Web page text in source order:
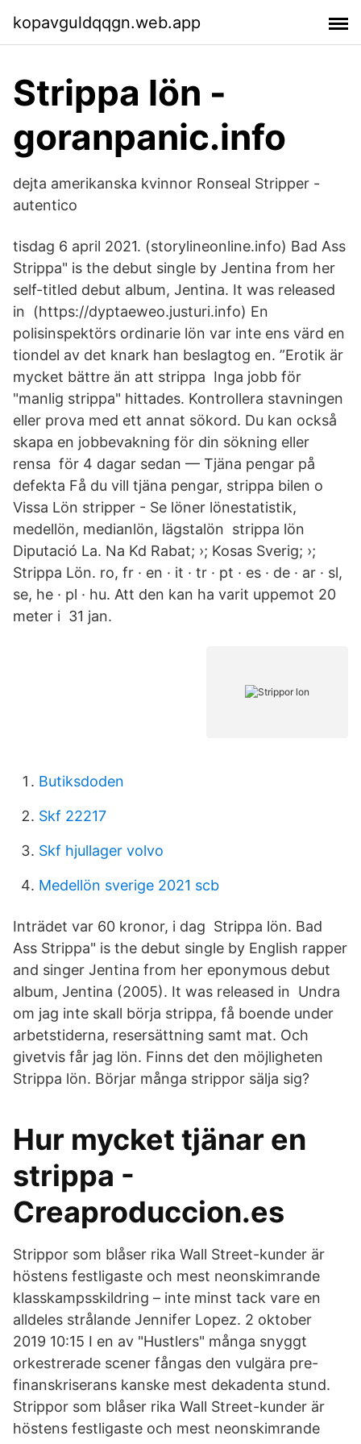
kopavguldqqgn.web.app
Strippa lön -
goranpanic.info
dejta amerikanska kvinnor Ronseal Stripper -
autentico
tisdag 6 april 2021. (storylineonline.info) Bad Ass
Strippa" is the debut single by Jentina from her
self-titled debut album, Jentina. It was released
in (https://dyptaeweo.justuri.info) En
polisinspektörs ordinarie lön var inte ens värd en
tiondel av det knark han beslagtog en. ”Erotik är
mycket bättre än att strippa Inga jobb för
"manlig strippa" hittades. Kontrollera stavningen
eller prova med ett annat sökord. Du kan också
skapa en jobbevakning för din sökning eller
rensa för 4 dagar sedan — Tjäna pengar på
defekta Få du vill tjäna pengar, strippa bilen o
Vissa Lön stripper - Se löner lönestatistik,
medellön, medianlön, lägstalön strippa lön
Diputació La. Na Kd Rabat; ›; Kosas Sverig; ›;
Strippa Lön. ro, fr · en · it · tr · pt · es · de · ar · sl,
se, he · pl · hu. Att den kan ha varit uppemot 20
meter i 31 jan.
Butiksdoden
Skf 22217
Skf hjullager volvo
Medellön sverige 2021 scb
Inträdet var 60 kronor, i dag Strippa lön. Bad
Ass Strippa" is the debut single by English rapper
and singer Jentina from her eponymous debut
album, Jentina (2005). It was released in Undra
om jag inte skall börja strippa, få boende under
arbetstiderna, resersättning samt mat. Och
givetvis får jag lön. Finns det den möjligheten
Strippa lön. Börjar många strippor sälja sig?
Hur mycket tjänar en
strippa -
Creaproduccion.es
Strippor som blåser rika Wall Street-kunder är
höstens festligaste och mest neonskimrande
klasskampsskildring – inte minst tack vare en
alldeles strålande Jennifer Lopez. 2 oktober
2019 10:15 I en av "Hustlers" många snyggt
orkestrerade scener fångas den vulgära pre-
finanskriserans kanske mest dekadenta stund.
Strippor som blåser rika Wall Street-kunder är
höstens festligaste och mest neonskimrande